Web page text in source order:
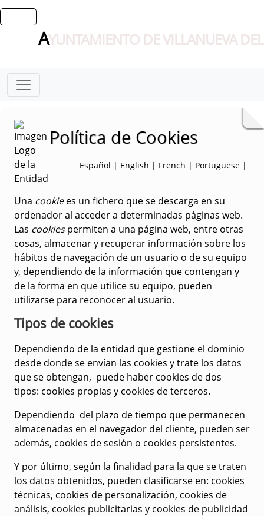
AYUNTAMIENTO DE VILLANUEVA
Política de Cookies
Español | English | French | Portuguese |
Una cookiees un fichero que se descarga en su
ordenador al acceder a determinadas páginas web.
Las cookiespermiten a una página web, entre otras
cosas, almacenar y recuperar información sobre los
hábitos de navegación de un usuario o de su equipo
y, dependiendo de la información que contengan y
de la forma en que utilice su equipo, pueden
utilizarse para reconocer al usuario.
Tipos de cookies
Dependiendo de la entidad que gestione el dominio
desde donde se envían las cookies y trate los datos
que se obtengan, puede haber cookies de dos
tipos: cookies propias y cookies de terceros.
Dependiendo del plazo de tiempo que permanecen
almacenadas en el navegador del cliente, pueden ser
además, cookies de sesión o cookies persistentes.
Y por último, según la finalidad para la que se traten
los datos obtenidos, pueden clasificarse en: cookies
técnicas, cookies de personalización, cookies de
análisis, cookies publicitarias y cookies de publicidad